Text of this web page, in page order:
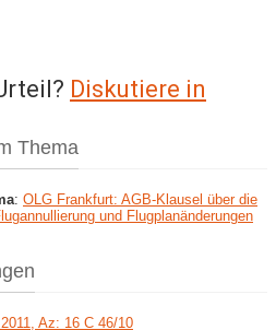
Diskutiere in
Thema
: OLG Frankfurt: AGB-Klausel über die
und Flugplanänderungen
Az: 16 C 46/10